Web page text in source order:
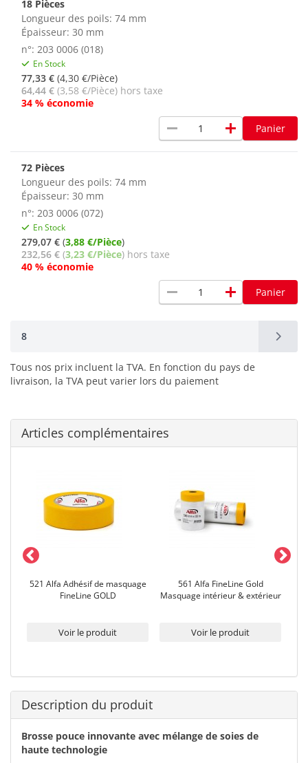
18 Pièces
Longueur des poils: 74 mm
Épaisseur: 30 mm
n°: 203 0006 (018)
En Stock
77,33 € (4,30 €/Pièce)
64,44 € (3,58 €/Pièce) hors taxe
34 % économie
remove add Panier
72 Pièces
Longueur des poils: 74 mm
Épaisseur: 30 mm
n°: 203 0006 (072)
En Stock
279,07 € (3,88 €/Pièce)
232,56 € (3,23 €/Pièce) hors taxe
40 % économie
remove add Panier
8
Tous nos prix incluent la TVA. En fonction du pays de
livraison, la TVA peut varier lors du paiement
Articles complémentaires
521 Alfa Adhésif de masquage
FineLine GOLD
Voir le produit
561 Alfa FineLine Gold
Masquage intérieur & extérieur
Voir le produit
Description du produit
Brosse pouce innovante avec mélange de soies de
haute technologie